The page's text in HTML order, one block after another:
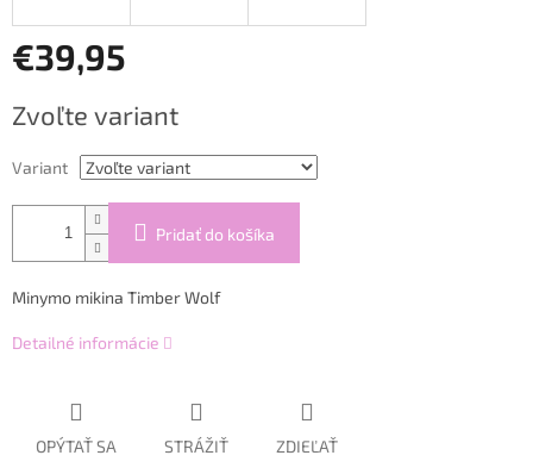
€39,95
cena:
Zvoľte variant
Variant
Pridať do košíka
Minymo mikina Timber Wolf
Detailné informácie
OPÝTAŤ SA STRÁŽIŤ ZDIEĽAŤ